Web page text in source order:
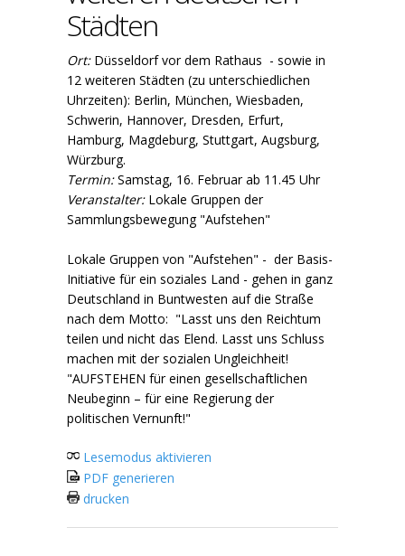
Städten
Ort:Düsseldorf vor dem Rathaus - sowie in
12 weiteren Städten (zu unterschiedlichen
Uhrzeiten): Berlin, München, Wiesbaden,
Schwerin, Hannover, Dresden, Erfurt,
Hamburg, Magdeburg, Stuttgart, Augsburg,
Würzburg.
Termin:Samstag, 16. Februar ab 11.45 Uhr
Veranstalter: Lokale Gruppen der
Sammlungsbewegung "Aufstehen"
Lokale Gruppen von "Aufstehen" - der Basis-
Initiative für ein soziales Land - gehen in ganz
Deutschland in Buntwesten auf die Straße
nach dem Motto: "Lasst uns den Reichtum
teilen und nicht das Elend. Lasst uns Schluss
machen mit der sozialen Ungleichheit!
"AUFSTEHEN für einen gesellschaftlichen
Neubeginn – für eine Regierung der
politischen Vernunft!"
Lesemodus aktivieren
PDF generieren
drucken